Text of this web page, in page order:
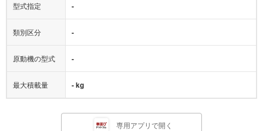
型式指定 -
類別区分 -
原動機の型式 -
最大積載量 - kg
専用アプリで開く